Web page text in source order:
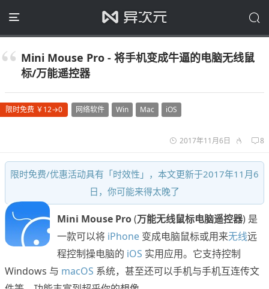
Mini Mouse Pro - 将手机变成牛逼的电脑无线鼠
标/万能遥控器
限时免费 ￥12→0 网络软件 Win Mac iOS
2017年11月6日 8
限时免费/优惠活动具有「时效性」，本文更新于2017年11月6
日，你可能来得太晚了
Mini Mouse Pro(万能无线鼠标电脑遥控器) 是
一款可以将 iPhone 变成电脑鼠标或用来无线远
程控制操电脑的 iOS 实用应用。它支持控制
Windows 与 macOS 系统，甚至还可以手机与手机互连传文